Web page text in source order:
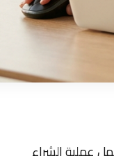
عملية الشراء